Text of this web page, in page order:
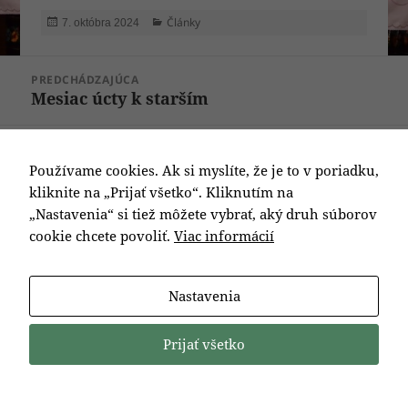
Publikované
7. októbra 2024 Kategórie
Články
článku
PREDCHÁDZAJÚCA
Predchádzajúci
Mesiac úcty k starším
Ďalší
článok:
MUDr. Krišťák – oznam
Používame cookies. Ak si myslíte, že je to v poriadku,
kliknite na „Prijať všetko“. Kliknutím na
„Nastavenia“ si tiež môžete vybrať, aký druh súborov
cookie chcete povoliť. Viac informácií
Nastavenia
Prijať všetko